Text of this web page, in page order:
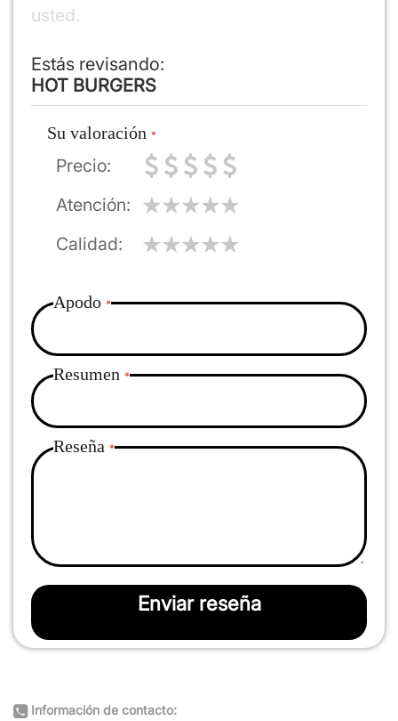
usted.
Estás revisando:
HOT BURGERS
Su valoración
Precio
Atención
Calidad
Apodo
Resumen
Reseña
Enviar reseña
Información de contacto: